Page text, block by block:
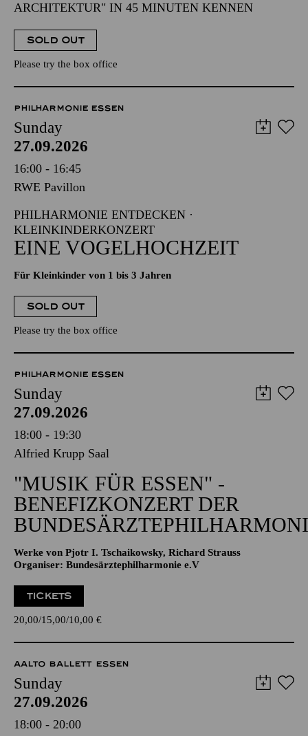
ARCHITEKTUR" IN 45 MINUTEN KENNEN
SOLD OUT
Please try the box office
PHILHARMONIE ESSEN
Sunday
27.09.2026
16:00 - 16:45
RWE Pavillon
PHILHARMONIE ENTDECKEN ·
KLEINKINDERKONZERT
EINE VOGELHOCHZEIT
Für Kleinkinder von 1 bis 3 Jahren
SOLD OUT
Please try the box office
PHILHARMONIE ESSEN
Sunday
27.09.2026
18:00 - 19:30
Alfried Krupp Saal
"MUSIK FÜR ESSEN" -
BENEFIZKONZERT DER
Werke von Pjotr I. Tschaikowsky, Richard Strauss
Organiser: Bundesärztephilharmonie e.V
TICKETS
20,00 15,00 10,00 €
AALTO BALLETT ESSEN
Sunday
27.09.2026
18:00 - 20:00